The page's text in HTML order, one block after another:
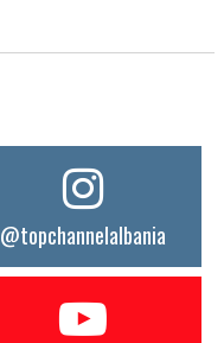
@topchannelalbania